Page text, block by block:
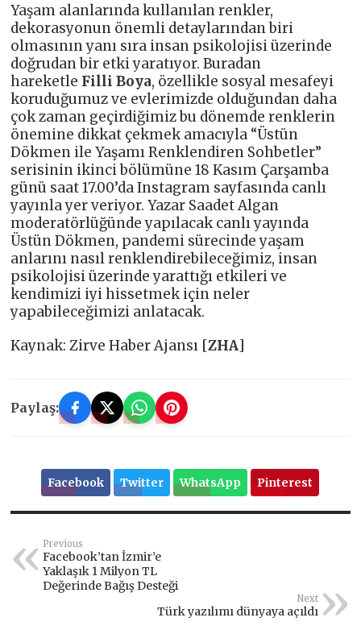
Yaşam alanlarında kullanılan renkler,
dekorasyonun önemli detaylarından biri
olmasının yanı sıra insan psikolojisi üzerinde
doğrudan bir etki yaratıyor. Buradan
hareketle Filli Boya, özellikle sosyal mesafeyi
koruduğumuz ve evlerimizde olduğundan daha
çok zaman geçirdiğimiz bu dönemde renklerin
önemine dikkat çekmek amacıyla “Üstün
Dökmen ile Yaşamı Renklendiren Sohbetler”
serisinin ikinci bölümüne 18 Kasım Çarşamba
günü saat 17.00’da Instagram sayfasında canlı
yayınla yer veriyor. Yazar Saadet Algan
moderatörlüğünde yapılacak canlı yayında
Üstün Dökmen, pandemi sürecinde yaşam
anlarını nasıl renklendirebileceğimiz, insan
psikolojisi üzerinde yarattığı etkileri ve
kendimizi iyi hissetmek için neler
yapabileceğimizi anlatacak.
Kaynak: Zirve Haber Ajansı [ZHA]
Paylaş:
Facebook Twitter WhatsApp Pinterest
Previous
​Facebook’tan İzmir’e
Yaklaşık 1 Milyon TL
Değerinde Bağış Desteği
Next
Türk yazılımı dünyaya açıldı